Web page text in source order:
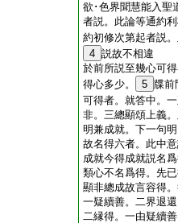
欲･色界聞慧能入
者説。此論等通約
約初修次第起者説
4 説故不相違
於前所説至幾心可
得心多少。
5 牒
可得者。就答中。
非。三總顯頌上義
明兼成就。下一
故名得六者。此中
成就今得成就説名
類心不名爲得。先
顯非總成故言容得
一疑續善。二界退
二縁得。一由疑續